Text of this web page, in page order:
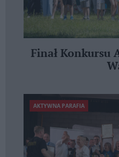
Finał Konkursu
AKTYWNA PARAFIA